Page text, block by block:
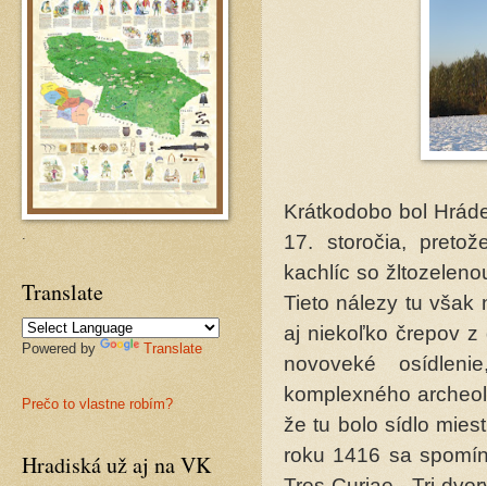
Krátkodobo bol
17. storočia,
kachlíc so
Tieto nálezy tu však
aj niekoľko črepov z
novoveké
komplexného
že tu bolo sídlo
roku 1416 sa
Translate
Powered by Translate
Prečo to vlastne robím?
Hradiská už aj na VK